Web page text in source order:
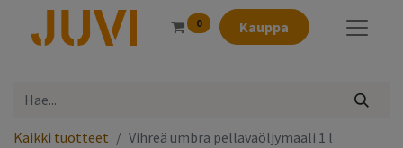
0 Kauppa
Kaikki tuotteet Vihreä umbra pellavaöljymaali 1 l